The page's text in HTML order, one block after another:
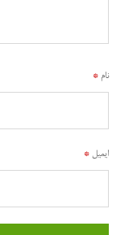
نام *
ایمیل *